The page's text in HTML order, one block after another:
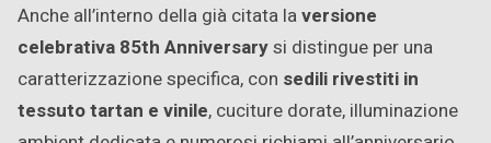
Anche all’interno della già citata laversione
celebrativa 85th Anniversarysi distingue per una
caratterizzazione specifica, con sedili rivestiti in
tessuto tartan e vinile, cuciture dorate, illuminazione